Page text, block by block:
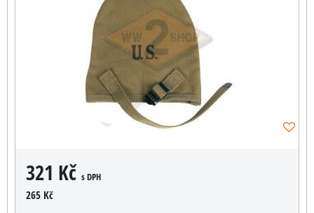
321 Kč s DPH
265 Kč